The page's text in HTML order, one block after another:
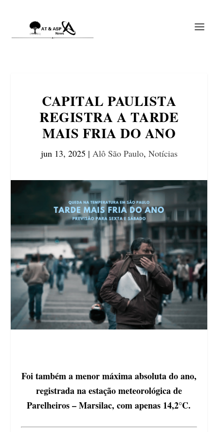
CAPITAL PAULISTA
REGISTRA A TARDE
MAIS FRIA DO ANO
jun 13, 2025 | Alô São Paulo, Notícias
Foi também a menor máxima absoluta do ano,
registrada na estação meteorológica de
Parelheiros – Marsilac, com apenas 14,2°C.